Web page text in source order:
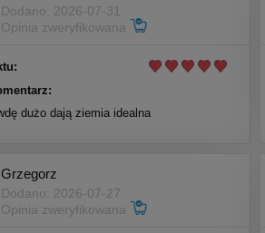
Dodano: 2026-07-31
Opinia zweryfikowana
dużo dają ziemia idealna
Grzegorz
Dodano: 2026-07-27
Opinia zweryfikowana